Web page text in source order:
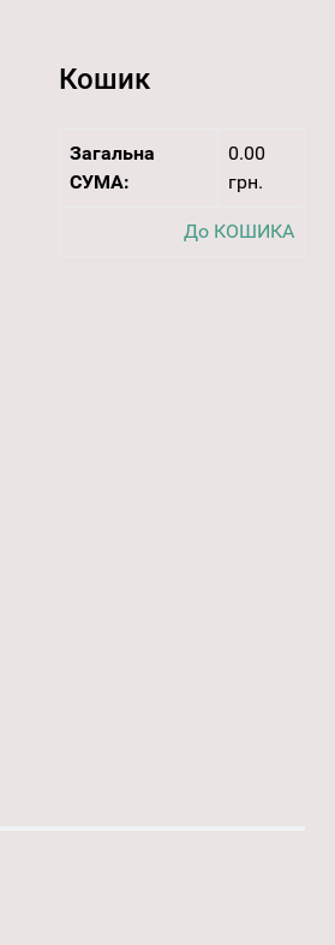
Кошик
Загальна
СУМА:
0.00
грн.
До КОШИКА